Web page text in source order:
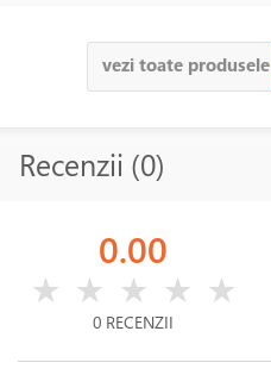
vezi toate produsele
Recenzii (0)
0.00
★ ★ ★ ★ ★
0 RECENZII